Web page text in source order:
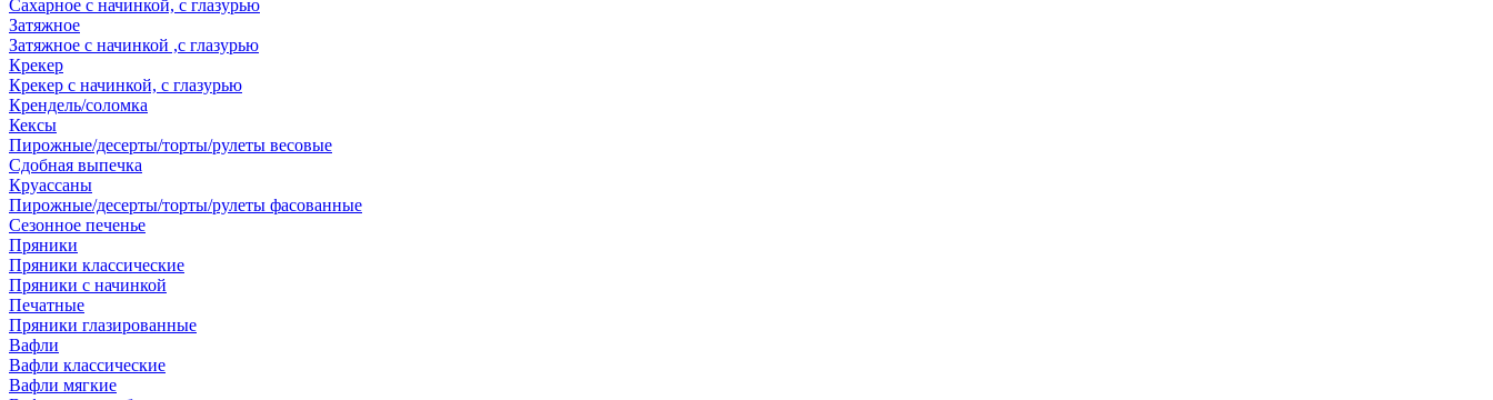
Сахарное с начинкой, с глазурью
Затяжное
Затяжное с начинкой ,с глазурью
Крекер
Крекер с начинкой, с глазурью
Крендель/соломка
Кексы
Пирожные/десерты/торты/рулеты весовые
Сдобная выпечка
Круассаны
Пирожные/десерты/торты/рулеты фасованные
Сезонное печенье
Пряники
Пряники классические
Пряники с начинкой
Печатные
Пряники глазированные
Вафли
Вафли классические
Вафли мягкие